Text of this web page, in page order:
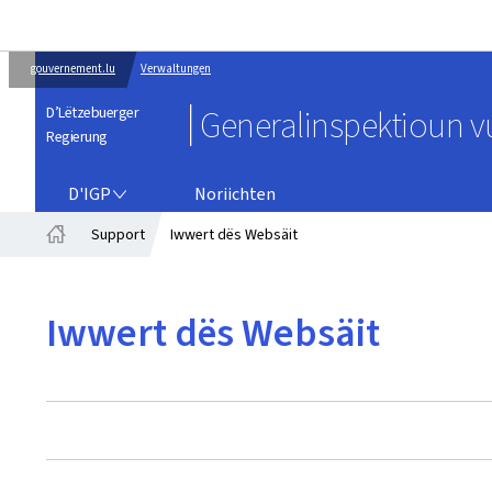
gouvernement.lu Verwaltungen
D’Lëtzebuerger
Regierung
Generalinspektioun
D'IGP
Noriichten
Support Iwwert dës Websäit
Iwwert dës Websäit